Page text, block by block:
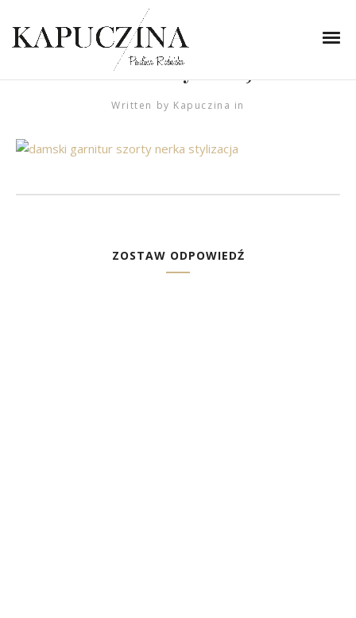
21 maja 2019
damski garnitur szorty
nerka stylizacja
Written by Kapuczina in
ZOSTAW ODPOWIEDŹ